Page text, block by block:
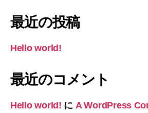
象:
最近の投稿
Hello world!
最近のコメント
Hello world! に A WordPress